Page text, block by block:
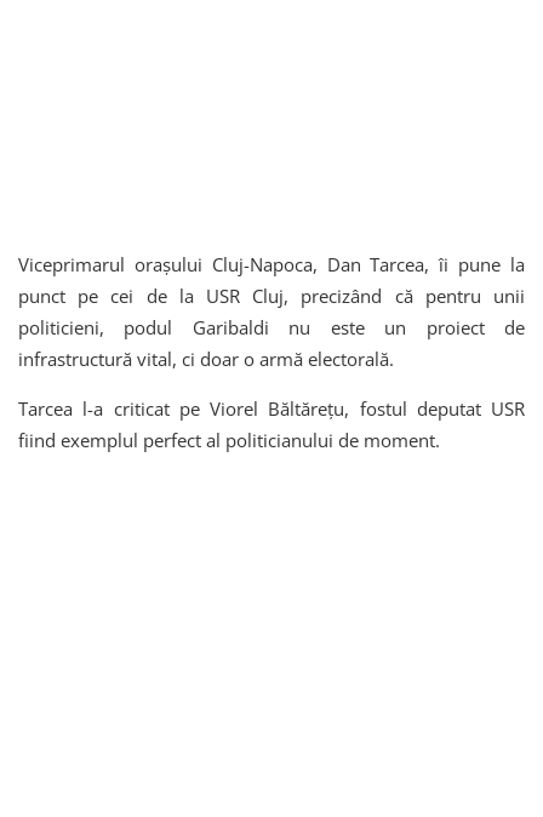
Viceprimarul orașului Cluj-Napoca, Dan Tarcea, îi pune la
punct pe cei de la USR Cluj, precizând că pentru unii
politicieni, podul Garibaldi nu este un proiect de
infrastructură vital, ci doar o armă electorală.
Tarcea l-a criticat pe Viorel Băltărețu, fostul deputat USR
fiind exemplul perfect al politicianului de moment.